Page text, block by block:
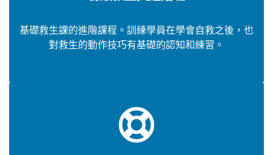
基礎救生課的進階課程。訓練學員在學會自救之後，也
對救生的動作技巧有基礎的認知和練習。